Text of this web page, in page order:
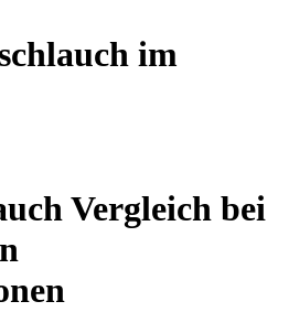
im
Vergleich bei